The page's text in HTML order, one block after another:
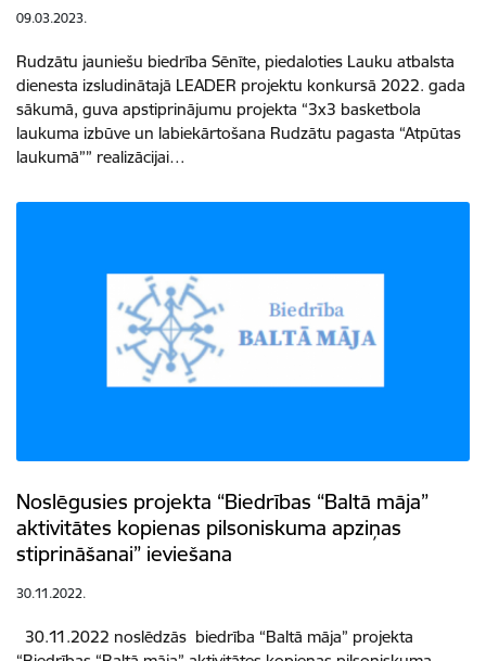
09.03.2023.
Rudzātu jauniešu biedrība Sēnīte, piedaloties Lauku atbalsta
dienesta izsludinātajā LEADER projektu konkursā 2022. gada
sākumā, guva apstiprinājumu projekta “3x3 basketbola
laukuma izbūve un labiekārtošana Rudzātu pagasta “Atpūtas
laukumā”” realizācijai…
Noslēgusies projekta “Biedrības “Baltā māja”
aktivitātes kopienas pilsoniskuma apziņas
stiprināšanai” ieviešana
30.11.2022.
30.11.2022 noslēdzās biedrība “Baltā māja” projekta